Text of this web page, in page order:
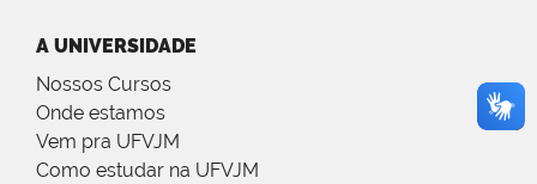
A UNIVERSIDADE
Nossos Cursos
Onde estamos
Vem pra UFVJM
Como estudar na UFVJM